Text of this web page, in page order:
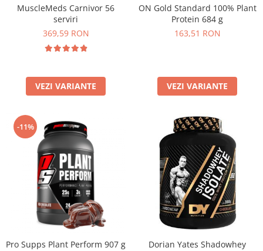
MuscleMeds Carnivor 56
serviri
369,59 RON
VEZI VARIANTE
ON Gold Standard 100% Plant
Protein 684 g
163,51 RON
VEZI VARIANTE
-11%
Pro Supps Plant Perform 907 g
Dorian Yates Shadowhey